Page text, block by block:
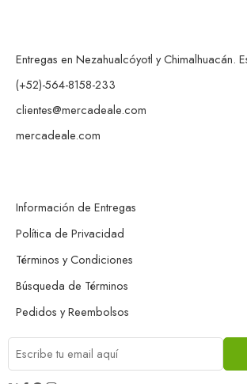
Entregas en Nezahualcóyotl y Chimalhuacán.
(+52)-564-8158-233
clientes@mercadeale.com
mercadeale.com
Información de Entregas
Política de Privacidad
Términos y Condiciones
Búsqueda de Términos
Pedidos y Reembolsos